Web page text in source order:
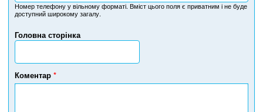
Головна сторінка
м
е
т
л
е
ф
Номер телефону у вільному форматі. Вміст цього поля є приватним і не буде
доступний широкому загалу.
Коментар *